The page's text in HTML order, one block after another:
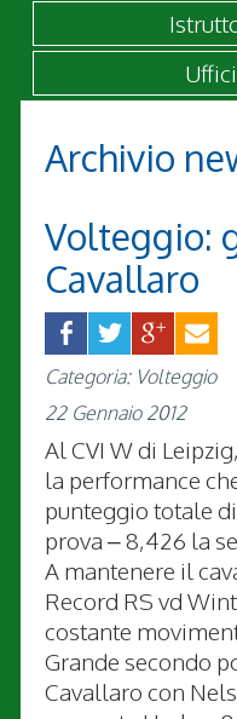
Archivio
Volteggio:
Cavallaro
Categoria: Volteggio
22 Gennaio 2012
Al CVI W di
la performance
punteggio totale
prova – 8,426 la
A mantenere il
Record RS vd
costante
Grande secondo
Cavallaro con